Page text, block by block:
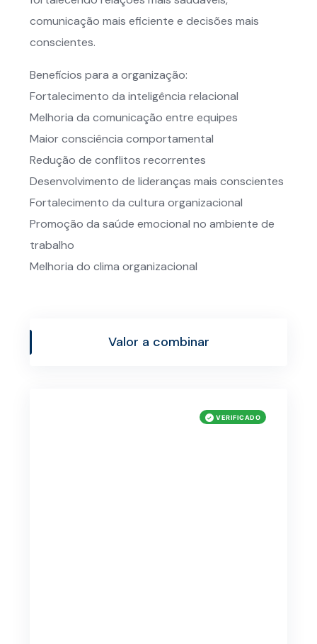
comunicação mais eficiente e decisões mais
conscientes.
Benefícios para a organização:
Fortalecimento da inteligência relacional
Melhoria da comunicação entre equipes
Maior consciência comportamental
Redução de conflitos recorrentes
Desenvolvimento de lideranças mais conscientes
Fortalecimento da cultura organizacional
Promoção da saúde emocional no ambiente de
trabalho
Melhoria do clima organizacional
Valor a combinar